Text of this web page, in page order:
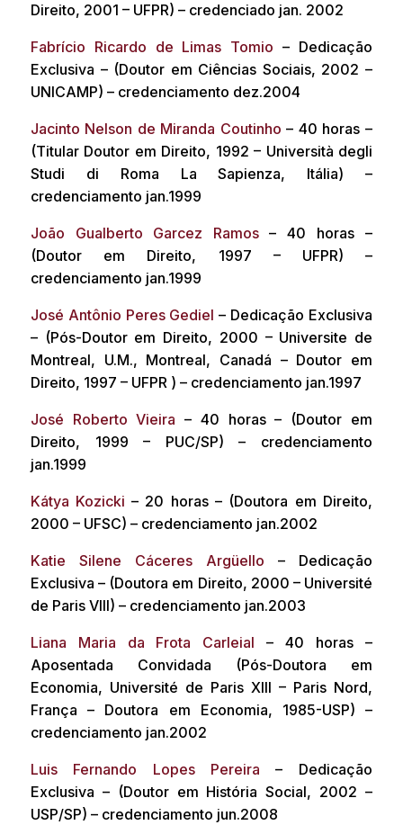
Direito, 2001 – UFPR) – credenciado jan. 2002
Fabrício Ricardo de Limas Tomio – Dedicação
Exclusiva – (Doutor em Ciências Sociais, 2002 –
UNICAMP) – credenciamento dez.2004
Jacinto Nelson de Miranda Coutinho – 40 horas –
(Titular Doutor em Direito, 1992 – Università degli
Studi di Roma La Sapienza, Itália) –
credenciamento jan.1999
João Gualberto Garcez Ramos – 40 horas –
(Doutor em Direito, 1997 – UFPR) –
credenciamento jan.1999
José Antônio Peres Gediel – Dedicação Exclusiva
– (Pós-Doutor em Direito, 2000 – Universite de
Montreal, U.M., Montreal, Canadá – Doutor em
Direito, 1997 – UFPR ) – credenciamento jan.1997
José Roberto Vieira – 40 horas – (Doutor em
Direito, 1999 – PUC/SP) – credenciamento
jan.1999
Kátya Kozicki – 20 horas – (Doutora em Direito,
2000 – UFSC) – credenciamento jan.2002
Katie Silene Cáceres Argüello – Dedicação
Exclusiva – (Doutora em Direito, 2000 – Université
de Paris VIII) – credenciamento jan.2003
Liana Maria da Frota Carleial – 40 horas –
Aposentada Convidada (Pós-Doutora em
Economia, Université de Paris XIII – Paris Nord,
França – Doutora em Economia, 1985-USP) –
credenciamento jan.2002
Luis Fernando Lopes Pereira – Dedicação
Exclusiva – (Doutor em História Social, 2002 –
USP/SP) – credenciamento jun.2008